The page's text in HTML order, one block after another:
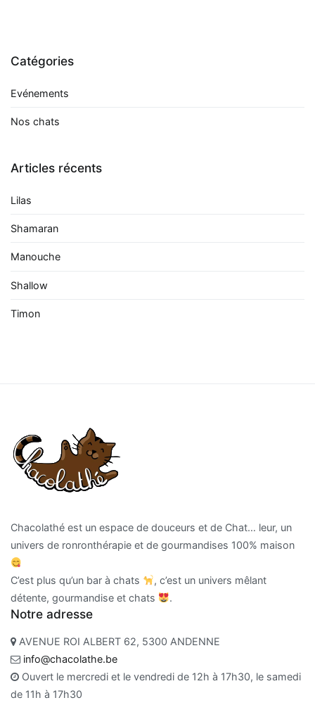
Catégories
Evénements
Nos chats
Articles récents
Lilas
Shamaran
Manouche
Shallow
Timon
Chacolathé est un espace de douceurs et de Chat… leur, un
univers de ronronthérapie et de gourmandises 100% maison
C’est plus qu’un bar à chats
, c’est un univers mêlant
détente, gourmandise et chats
.
Notre adresse
AVENUE ROI ALBERT 62, 5300 ANDENNE
info@chacolathe.be
Ouvert le mercredi et le vendredi de 12h à 17h30, le samedi
de 11h à 17h30